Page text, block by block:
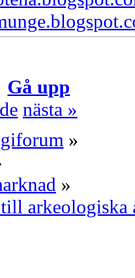
Gå upp
nästa »
»
»
arkeologiska